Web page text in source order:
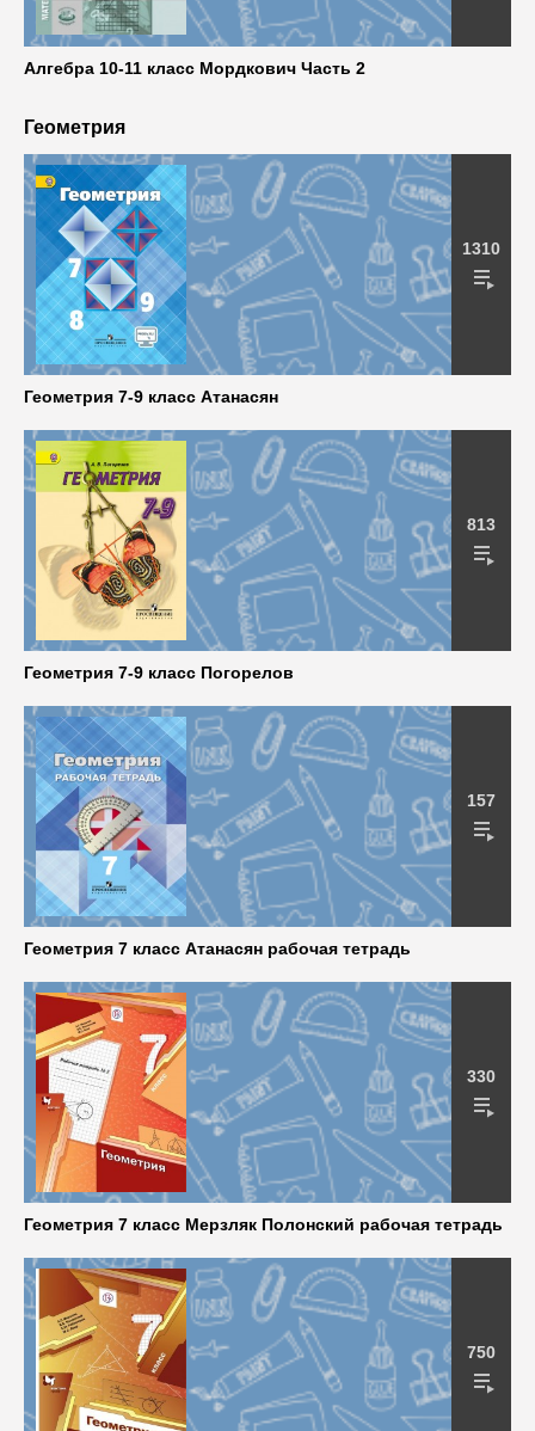
Алгебра 10-11 класс Мордкович Часть 2
Геометрия
1310
Геометрия 7-9 класс Атанасян
813
Геометрия 7-9 класс Погорелов
157
Геометрия 7 класс Атанасян рабочая тетрадь
330
Геометрия 7 класс Мерзляк Полонский рабочая тетрадь
750